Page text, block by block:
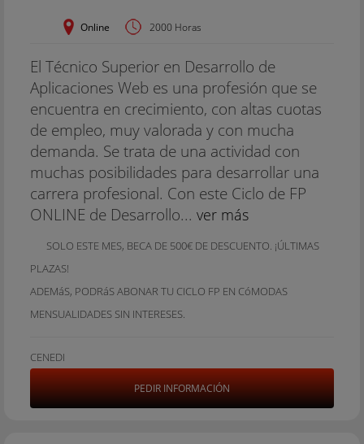
Online 2000 Horas
El Técnico Superior en Desarrollo de
Aplicaciones Web es una profesión que se
encuentra en crecimiento, con altas cuotas
de empleo, muy valorada y con mucha
demanda. Se trata de una actividad con
muchas posibilidades para desarrollar una
carrera profesional. Con este Ciclo de FP
ONLINE de Desarrollo... ver más
SOLO ESTE MES, BECA DE 500€ DE DESCUENTO. ¡ÚLTIMAS
PLAZAS!
ADEMáS, PODRáS ABONAR TU CICLO FP EN CóMODAS
MENSUALIDADES SIN INTERESES.
CENEDI
PEDIR INFORMACIÓN